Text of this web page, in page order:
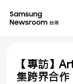
【專訪】
集跨界合